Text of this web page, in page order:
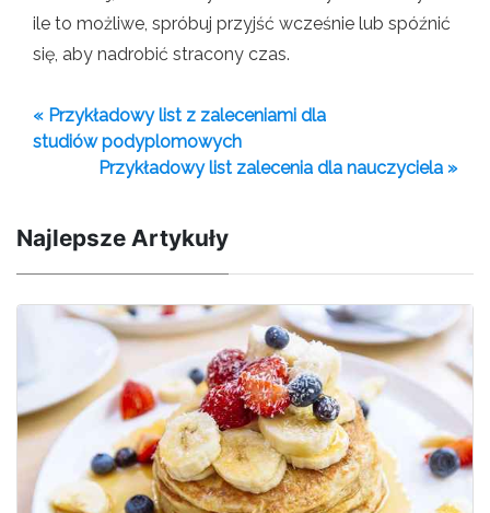
ile to możliwe, spróbuj przyjść wcześnie lub spóźnić
się, aby nadrobić stracony czas.
« Przykładowy list z zaleceniami dla
studiów podyplomowych
Przykładowy list zalecenia dla nauczyciela »
Najlepsze Artykuły